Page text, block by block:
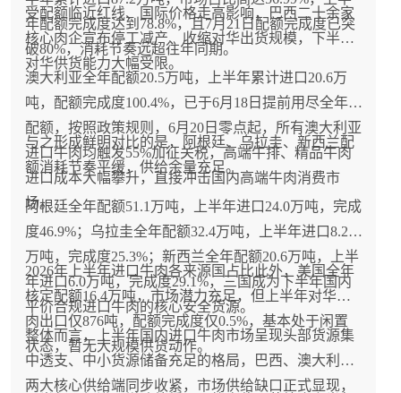
年配额完成度达到78.8%，且7月21日配额完成度已突
破80%，消耗节奏远超往年同期。
受配额临近红线、国际价格走高影响，巴西二十余家
核心肉企宣布停工减产、收缩对华出货规模，下半年
对华供货能力大幅受限。
澳大利亚全年配额20.5万吨，上半年累计进口20.6万
吨，配额完成度100.4%，已于6月18日提前用尽全年
配额，按照政策规则，6月20日零点起，所有澳大利亚
进口牛肉均触发55%加征关税，高端牛排、精品牛肉
进口成本大幅攀升，直接冲击国内高端牛肉消费市
场。
与之形成鲜明对比的是，阿根廷、乌拉圭、新西兰配
额消耗节奏平缓，供给余量充足。
阿根廷全年配额51.1万吨，上半年进口24.0万吨，完成
度46.9%；乌拉圭全年配额32.4万吨，上半年进口8.2
万吨，完成度25.3%；新西兰全年配额20.6万吨，上半
年进口6.0万吨，完成度29.1%，三国成为下半年国内
平价合规进口牛肉的核心安全货源。
2026年上半年进口牛肉各来源国占比此外，美国全年
核定配额16.4万吨，市场潜力充足，但上半年对华牛
肉出口仅876吨，配额完成度仅0.5%，基本处于闲置
状态，暂无大规模供货动作。
整体而言，上半年国内进口牛肉市场呈现头部货源集
中透支、中小货源储备充足的格局，巴西、澳大利亚
两大核心供给端同步收紧，市场供给缺口正式显现，